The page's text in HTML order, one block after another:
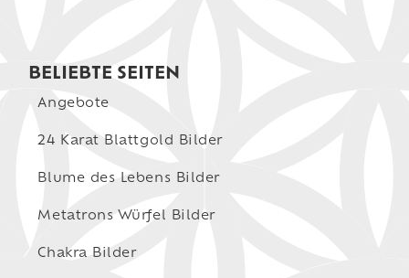
BELIEBTE SEITEN
Angebote
24 Karat Blattgold Bilder
Blume des Lebens Bilder
Metatrons Würfel Bilder
Chakra Bilder